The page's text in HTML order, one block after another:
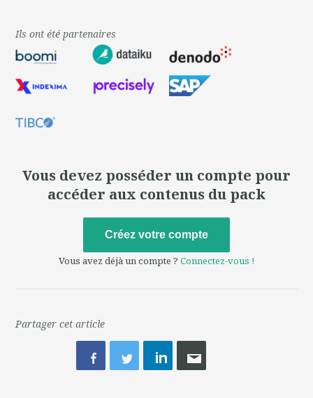
Ils ont été partenaires
Vous devez posséder un compte pour
accéder aux contenus du pack
Créez votre compte
Vous avez déjà un compte ? Connectez-vous !
Partager cet article